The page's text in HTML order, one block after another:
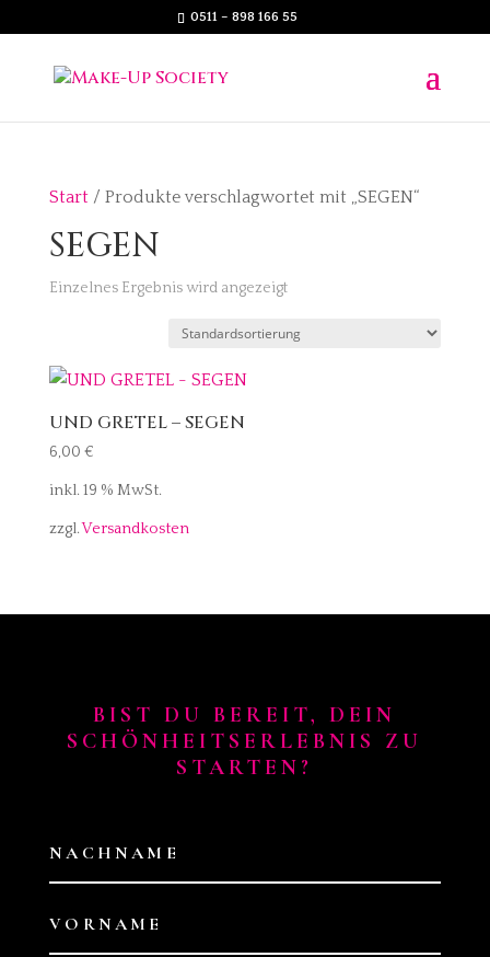
0511 – 898 166 55
Start/ Produkte verschlagwortet mit „SEGEN“
SEGEN
Einzelnes Ergebnis wird angezeigt
UND GRETEL – SEGEN
6,00 €
inkl. 19 % MwSt.
zzgl.Versandkosten
BIST DU BEREIT, DEIN
SCHÖNHEITSERLEBNIS ZU
STARTEN?